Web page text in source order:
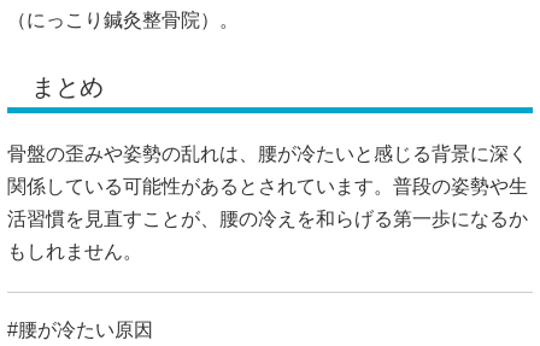
（にっこり鍼灸整骨院）。
まとめ
骨盤の歪みや姿勢の乱れは、腰が冷たいと感じる背景に深く
関係している可能性があるとされています。普段の姿勢や生
活習慣を見直すことが、腰の冷えを和らげる第一歩になるか
もしれません。
#腰が冷たい原因